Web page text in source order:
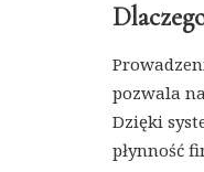
pozwala na
Dzięki
płynność